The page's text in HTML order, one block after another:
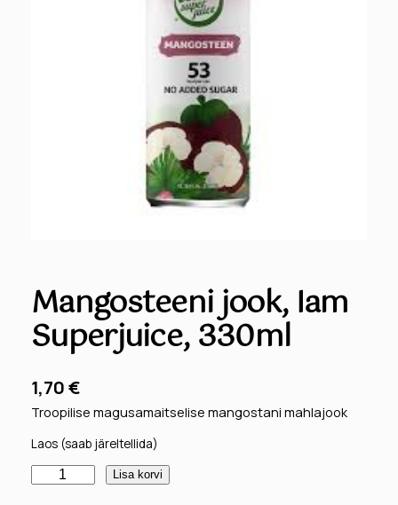
Mangosteeni jook, Iam
Superjuice, 330ml
1,70€
Troopilise magusamaitselise mangostani mahlajook
Laos (saab järeltellida)
Lisa korvi